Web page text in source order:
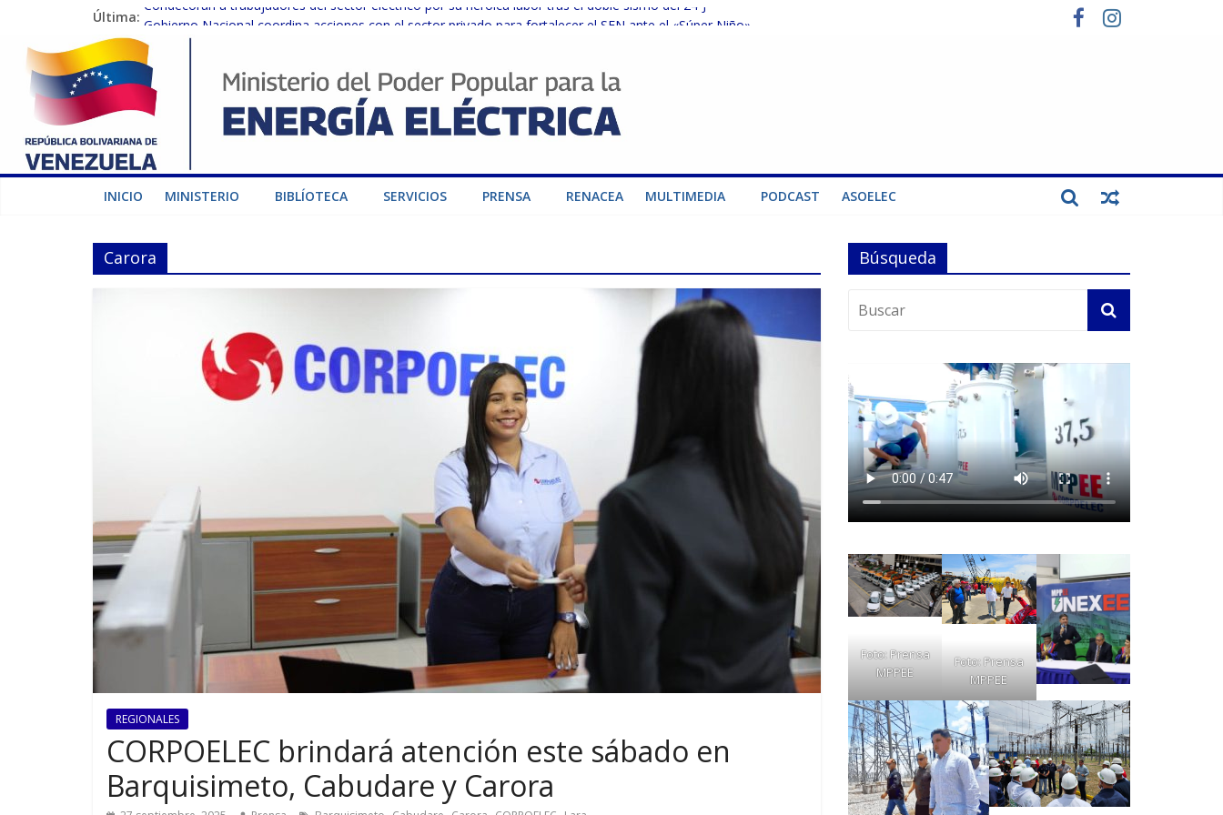
Última: Condecoran a trabajadores del sector eléctrico por su heroica labor tras el doble sismo del 24-J
Gobierno Nacional coordina acciones con el sector privado para fortalecer el SEN ante el «Súper Niño»
Inspeccionan trabajos de rehabilitación en instalaciones del SEN en Carabobo
Gobierno Nacional activa plan preventivo para fortalecer el SEN ante el fenómeno de El Niño
Termocarabobo recupera el 50% de su capacidad de generación para fortalecer el SEN
INICIO MINISTERIO BIBLÍOTECA SERVICIOS PRENSA RENACEA MULTIMEDIA PODCAST ASOELEC
Carora
REGIONALES
CORPOELEC brindará atención este sábado en
Barquisimeto, Cabudare y Carora
Búsqueda
Foto: Prensa
MPPEE
Foto: Prensa
MPPEE